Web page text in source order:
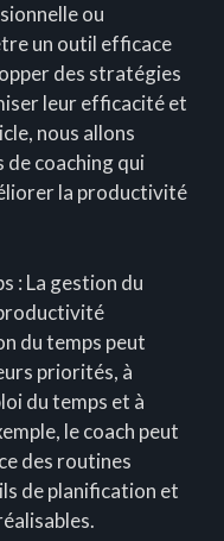
ou
un outil efficace
des stratégies
leur efficacité et
nous allons
coaching qui
la productivité
: La gestion du
du temps peut
priorités, à
du temps et à
le coach peut
des routines
de planification et